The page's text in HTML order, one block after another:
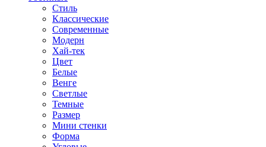
Стиль
Классические
Современные
Модерн
Хай-тек
Цвет
Белые
Венге
Светлые
Темные
Размер
Мини стенки
Форма